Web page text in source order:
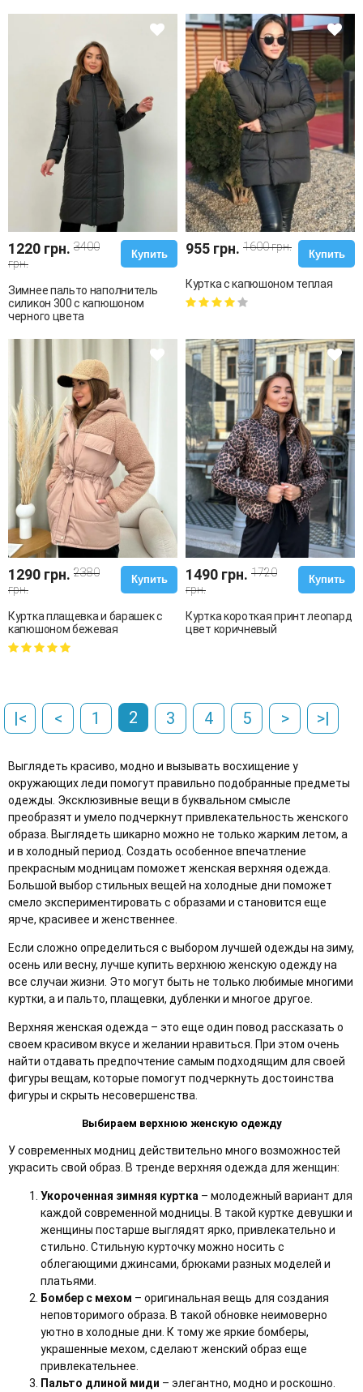
1220 грн. 3400
грн.
Купить
Зимнее пальто наполнитель
силикон 300 с капюшоном
черного цвета
955 грн. 1600 грн.
Купить
Куртка с капюшоном теплая
1290 грн. 2380
грн.
Купить
Куртка плащевка и барашек с
капюшоном бежевая
1490 грн. 1720
грн.
Купить
Куртка короткая принт леопард
цвет коричневый
|< < 1 2 3 4 5 > >|
Выглядеть красиво, модно и вызывать восхищение у
окружающих леди помогут правильно подобранные предметы
одежды. Эксклюзивные вещи в буквальном смысле
преобразят и умело подчеркнут привлекательность женского
образа. Выглядеть шикарно можно не только жарким летом, а
и в холодный период. Создать особенное впечатление
прекрасным модницам поможет женская верхняя одежда.
Большой выбор стильных вещей на холодные дни поможет
смело экспериментировать с образами и становится еще
ярче, красивее и женственнее.
Если сложно определиться с выбором лучшей одежды на зиму,
осень или весну, лучше купить верхнюю женскую одежду на
все случаи жизни. Это могут быть не только любимые многими
куртки, а и пальто, плащевки, дубленки и многое другое.
Верхняя женская одежда – это еще один повод рассказать о
своем красивом вкусе и желании нравиться. При этом очень
найти отдавать предпочтение самым подходящим для своей
фигуры вещам, которые помогут подчеркнуть достоинства
фигуры и скрыть несовершенства.
Выбираем верхнюю женскую одежду
У современных модниц действительно много возможностей
украсить свой образ. В тренде верхняя одежда для женщин:
Укороченная зимняя куртка – молодежный вариант для
каждой современной модницы. В такой куртке девушки и
женщины постарше выглядят ярко, привлекательно и
стильно. Стильную курточку можно носить с
облегающими джинсами, брюками разных моделей и
платьями.
Бомбер с мехом – оригинальная вещь для создания
неповторимого образа. В такой обновке неимоверно
уютно в холодные дни. К тому же яркие бомберы,
украшенные мехом, сделают женский образ еще
привлекательнее.
Пальто длиной миди – элегантно, модно и роскошно.